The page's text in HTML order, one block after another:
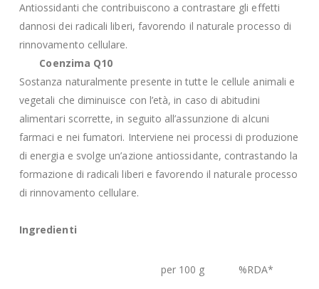
Antiossidanti che contribuiscono a contrastare gli effetti
dannosi dei radicali liberi, favorendo il naturale processo di
rinnovamento cellulare.
Coenzima Q10
Sostanza naturalmente presente in tutte le cellule animali e
vegetali che diminuisce con l’età, in caso di abitudini
alimentari scorrette, in seguito all’assunzione di alcuni
farmaci e nei fumatori. Interviene nei processi di produzione
di energia e svolge un’azione antiossidante, contrastando la
formazione di radicali liberi e favorendo il naturale processo
di rinnovamento cellulare.
Ingredienti
per 100 g %RDA*